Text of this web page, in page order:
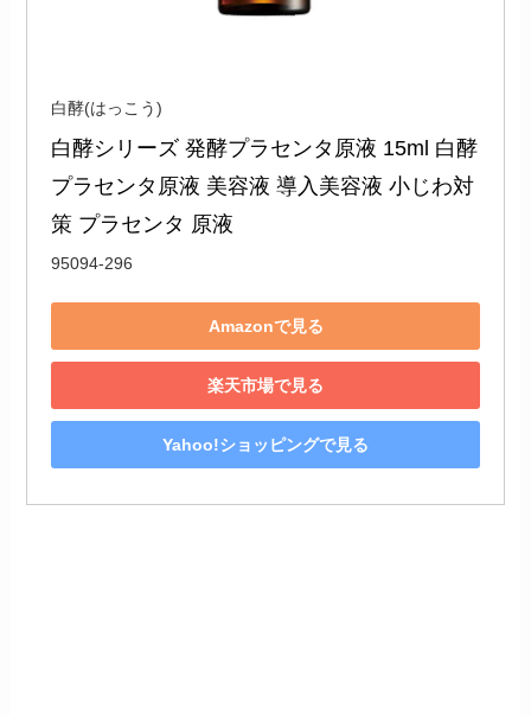
白酵(はっこう)
白酵シリーズ 発酵プラセンタ原液 15ml 白酵
プラセンタ原液 美容液 導入美容液 小じわ対
策 プラセンタ 原液
95094-296
Amazonで見る
楽天市場で見る
Yahoo!ショッピングで見る